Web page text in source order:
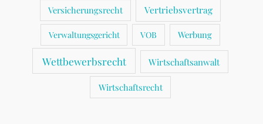
Versicherungsrecht Vertriebsvertrag
Verwaltungsgericht VOB Werbung
Wettbewerbsrecht Wirtschaftsanwalt
Wirtschaftsrecht